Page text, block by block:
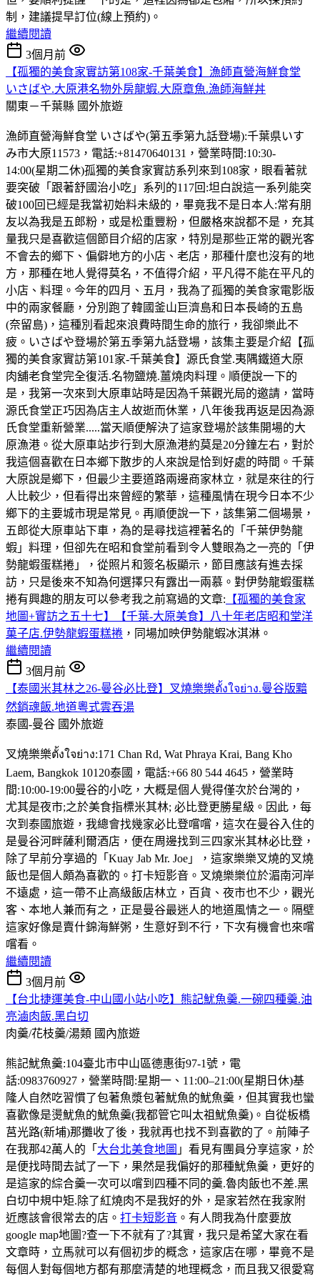
制，建議提早訂位(線上預約)。
繼續閱讀
3個月前
【孤獨的美食家實訪第108家-千葉美食】漁師直營海鮮食堂
いさばや.大原港名物外房龍蝦.大原章魚.漁師海鮮丼
關東－千葉縣 國外旅遊
漁師直營海鮮食堂 いさばや(第五季第九話登場):千葉県いす
み市大原11573，電話:+81470640131，營業時間:10:30-
14:00(星期二休)孤獨的美食家實訪系列來到108家，眼看著就
要突破「跟著舒國治小吃」系列的117回:坦白說這一系列能突
破100回已經是我當初始料未級的，畢竟我不是日本人:常有朋
友以為我是五郎粉，或是松重豐粉，但嚴格來說都不是，充其
量我只是喜歡這個節目介紹的店家，特別是那些正常的觀光客
不會去的鄉下、偏僻地方的小店、老店，那種什麼也沒有的地
方，那種在地人覺得莫名，不值得介紹，平凡得不能在平凡的
小店、料理。今年的四月、五月，我為了孤獨的美食家電影版
中的兩家餐廳，分別跑了韓國釜山巨濟島和日本長崎的五島
(奈留島)，這種別看起來浪費時間生命的旅行，我卻樂此不
疲。いさばや登場於第五季第九話登場，該集主要是介紹【孤
獨的美食家實訪第101家-千葉美食】源氏食堂.夷隅鐵道大原
肉舖老食堂完全復活.名物鹽燒.薑燒肉料理。順便說一下的
是，我第一次來到大原車站時是因為千葉觀光局的邀請，當時
源氏食堂正巧因為店主人故逝而休業，八年後我再返是因為源
氏食堂重新營業.....當天順便解決了這家登場於該集開場的大
原漁港。從大原車站步行到大原漁港約莫是20分鐘左右，對於
我這個喜歡在日本鄉下散步的人來說是恰到好處的時間。千葉
大原說是鄉下，但最少主要道路兩邊商家林立，就是來往的行
人比較少，但看得出來曾經的繁華，這種風情在現今日本不少
鄉下的主要城市現是常見。再順便說一下，該集第二個場景，
五郎從大原車站下車，為的是尋找這裡著名的「千葉伊勢龍
蝦」料理，但卻先在昭和食堂前看到令人雙眼為之一亮的「伊
勢龍蝦蛋糕捲」，從照片和簽名板顯示，節目應該有進去採
訪，只是後來不知為何選擇只有露出一兩慕。對伊勢龍蝦蛋糕
捲有興趣的朋友可以參考我之前寫過的文章: 【孤獨的美食家
地圖+實訪之五十七】【千葉-大原美食】八十年老店昭和堂洋
菓子店.伊勢龍蝦蛋糕捲 ，同場加映伊勢龍蝦冰淇淋。
繼續閱讀
3個月前
【泰國米其林之26-曼谷必比登】叉燒樂樂ตั้งใจย่าง.曼谷版黯
然銷魂飯.地道粵式雲吞湯
泰國-曼谷 國外旅遊
叉燒樂樂ตั้งใจย่าง:171 Chan Rd, Wat Phraya Krai, Bang Kho
Laem, Bangkok 10120泰國，電話:+66 80 544 4645，營業時
間:10:00-19:00曼谷的小吃，大概是個人覺得僅次於台灣的，
尤其是夜市;之於美食指標米其林; 必比登更勝星級。因此，每
次到泰國旅遊，我總會找幾家必比登嚐嚐，這次在曼谷入住的
是曼谷河畔薩利爾酒店，便在周邊找到三四家米其林必比登，
除了早前分享過的「Kuay Jab Mr. Joe」，這家樂樂叉燒的叉燒
飯也是個人頗為喜歡的。打卡短影音。叉燒樂樂位於湄南河岸
不遠處，這一帶不止高級飯店林立，百貨、夜市也不少，觀光
客、本地人兼而有之，正是曼谷最迷人的地道風情之一。隔壁
這家好像是賣什錦海鮮粥，生意好到不行，下次有機會也來嚐
嚐看。
繼續閱讀
3個月前
【台北捷運美食-中山國小站小吃】熊記魷魚羹.一碗四種羹.油
亮滷肉飯.黑白切
肉羹/花枝羹/湯類 國內旅遊
熊記魷魚羹:104臺北市中山區德惠街97-1號，電
話:0983760927，營業時間:星期一、11:00–21:00(星期日休)基
隆人自然吃習慣了包著魚漿包著魷魚的魷魚羹，但其實我也蠻
喜歡像是燙魷魚的魷魚羹(我都管它叫太祖魷魚羹)。自從板橋
莒光路(新埔)那攤收了後，我就再也找不到喜歡的了。前陣子
在我那42萬人的「 大台北美食地圖 」看見有團員分享這家，於
是便找時間去試了一下，果然是我偏好的那種魷魚羹，更好的
是這家的綜合羹一次可以嚐到四種不同的羹.魯肉飯也不差.黑
白切中規中矩.除了紅燒肉不是我好的外，是家若然在我家附
近應該會很常去的店。 打卡短影音 。有人問我為什麼要放
google map地圖?查一下不就有了?其實，我只是希望大家在看
文章時，立馬就可以有個初步的概念，這家店在哪，畢竟不是
每個人對每個地方都有那麼清楚的地理概念，而且我又很愛寫